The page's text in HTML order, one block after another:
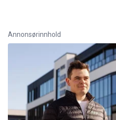
Annonsørinnhold